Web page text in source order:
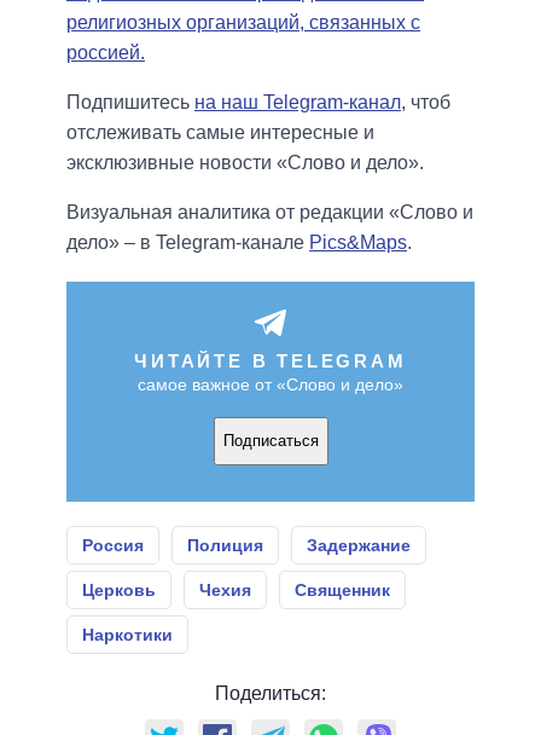
религиозных организаций, связанных с
россией.
Подпишитесь на наш Telegram-канал, чтоб
отслеживать самые интересные и
эксклюзивные новости «Слово и дело».
Визуальная аналитика от редакции «Слово и
дело» – в Telegram-канале Pics&Maps.
ЧИТАЙТЕ В TELEGRAM
самое важное от «Слово и дело»
Подписаться
Россия Полиция Задержание
Церковь Чехия Священник
Наркотики
Поделиться: